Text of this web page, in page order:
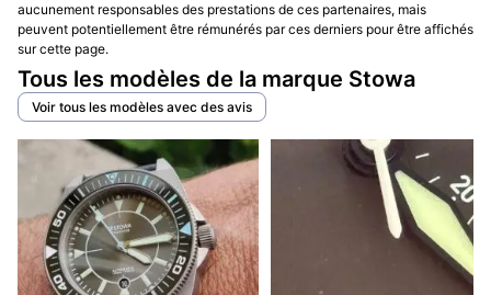
aucunement responsables des prestations de ces partenaires, mais
peuvent potentiellement être rémunérés par ces derniers pour être affichés
sur cette page.
Tous les modèles de la marque Stowa
Voir tous les modèles avec des avis